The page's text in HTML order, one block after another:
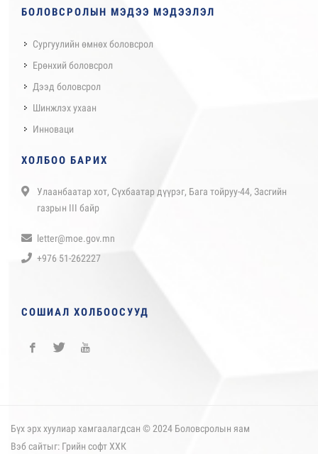
БОЛОВСРОЛЫН МЭДЭЭ МЭДЭЭЛЭЛ
Сургуулийн өмнөх боловсрол
Ерөнхий боловсрол
Дээд боловсрол
Шинжлэх ухаан
Инноваци
ХОЛБОО БАРИХ
Улаанбаатар хот, Сүхбаатар дүүрэг, Бага тойруу-44, Засгийн
газрын III байр
letter@moe.gov.mn
+976 51-262227
СОШИАЛ ХОЛБООСУУД
Бүх эрх хуулиар хамгаалагдсан © 2024 Боловсролын яам
Вэб сайтыг: Грийн софт ХХК